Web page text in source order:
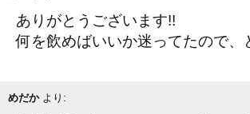
ありがとうございます!!
何を飲めばいいか迷ってたので
めだか より: